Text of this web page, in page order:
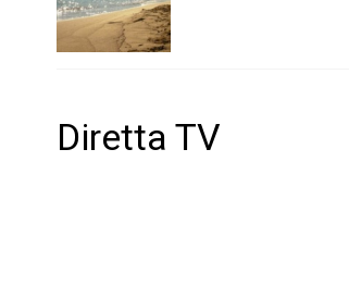
Diretta TV